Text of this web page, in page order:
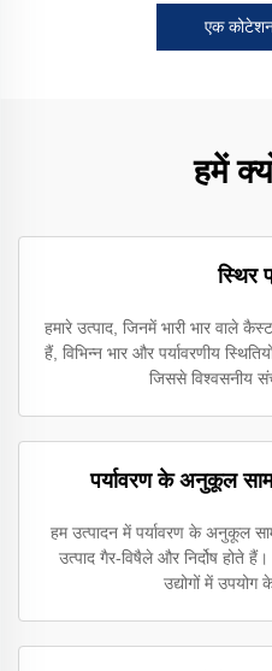
एक
हमें
स्थिर
हमारे उत्पाद, जिनमें भारी भार वाले
हैं, विभिन्न भार और पर्यावरणीय
जिससे विश्वसनीय
पर्यावरण के अनुकूल
हम उत्पादन में पर्यावरण के अनुकूल
उत्पाद गैर-विषैले और निर्दोष होते
उद्योगों में